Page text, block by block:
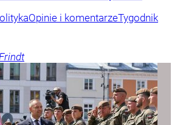
Opinie i komentarzeTygodnik